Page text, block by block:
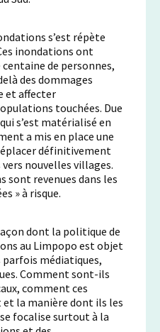
s’est répète
inondations ont
de personnes,
des dommages
et affecter
touchées. Due
s’est matérialisé en
a mis en place une
définitivement
nouvelles villages.
sont revenues dans les
» à risque.
dont la politique de
au Limpopo est objet
médiatiques,
Comment sont-ils
comment ces
la manière dont ils les
focalise surtout à la